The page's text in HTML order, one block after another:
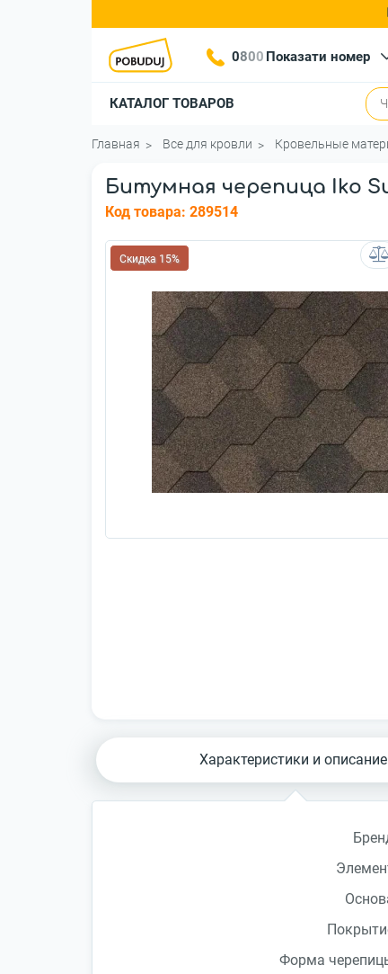
0800 Показати номер
КАТАЛОГ ТОВАРОВ
Главная Все для кровли Кровельные
Битумная черепица Iko
Код товара: 289514
Скидка 15%
Характеристики и описание
Форма